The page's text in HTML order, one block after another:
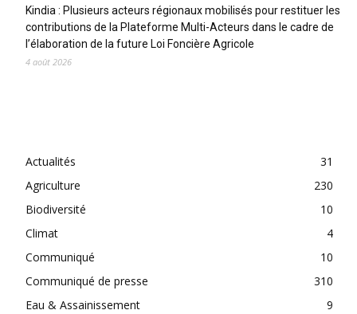
Kindia : Plusieurs acteurs régionaux mobilisés pour restituer les
contributions de la Plateforme Multi-Acteurs dans le cadre de
l’élaboration de la future Loi Foncière Agricole
4 août 2026
Actualités
31
Agriculture
230
Biodiversité
10
Climat
4
Communiqué
10
Communiqué de presse
310
Eau & Assainissement
9